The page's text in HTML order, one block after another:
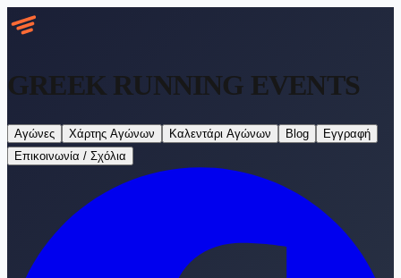
GREEK RUNNING EVENTS
Αγώνες Χάρτης Αγώνων Καλεντάρι Αγώνων Blog
Εγγραφή
Επικοινωνία / Σχόλια